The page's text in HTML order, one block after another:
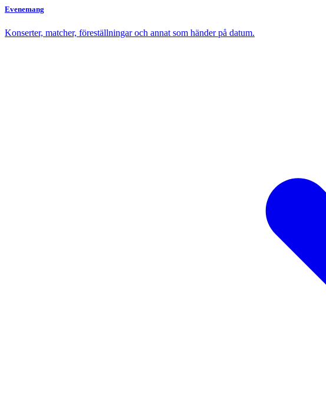
Evenemang
Konserter, matcher, föreställningar och annat som händer på datum.